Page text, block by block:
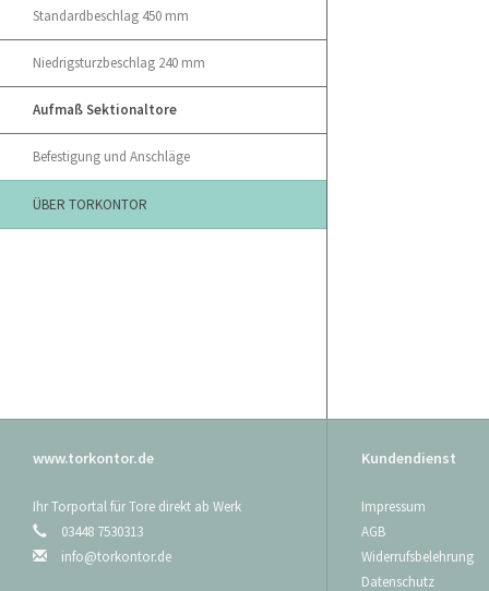
Standardbeschlag 450 mm
Niedrigsturzbeschlag 240 mm
Aufmaß Sektionaltore
Befestigung und Anschläge
ÜBER TORKONTOR
www.torkontor.de
Ihr Torportal für Tore direkt ab Werk
03448 7530313
info@torkontor.de
Kundendienst
Impressum
AGB
Widerrufsbelehrung
Datenschutz